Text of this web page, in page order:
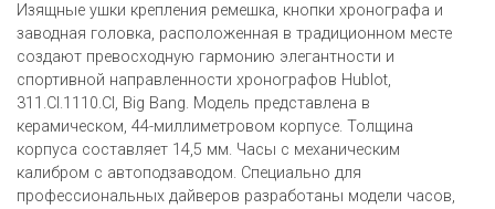
Изящные ушки крепления ремешка, кнопки хронографа и
заводная головка, расположенная в традиционном месте
создают превосходную гармонию элегантности и
спортивной направленности хронографов Hublot,
311.CI.1110.CI, Big Bang. Модель представлена в
керамическом, 44-миллиметровом корпусе. Толщина
корпуса составляет 14,5 мм. Часы с механическим
калибром с автоподзаводом. Специально для
профессиональных дайверов разработаны модели часов,